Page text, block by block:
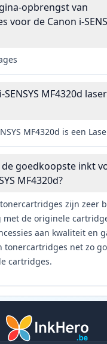
opbrengst van
voor de Canon i-
MF4320d
MF4320d is een
goedkoopste inkt
MF4320d?
zijn zeer
de originele
aan kwaliteit en
tonercartridges net zo
cartridges.